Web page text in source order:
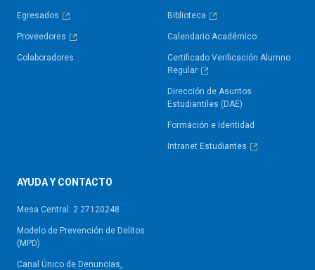
Egresados
Proveedores
Colaboradores
Biblioteca
Calendario Académico
Certificado Verificación Alumno
Regular
Dirección de Asuntos
Estudiantiles (DAE)
Formación e identidad
Intranet Estudiantes
AYUDA Y CONTACTO
Mesa Central: 2 27120248
Modelo de Prevención de Delitos
(MPD)
Canal Único de Denuncias,